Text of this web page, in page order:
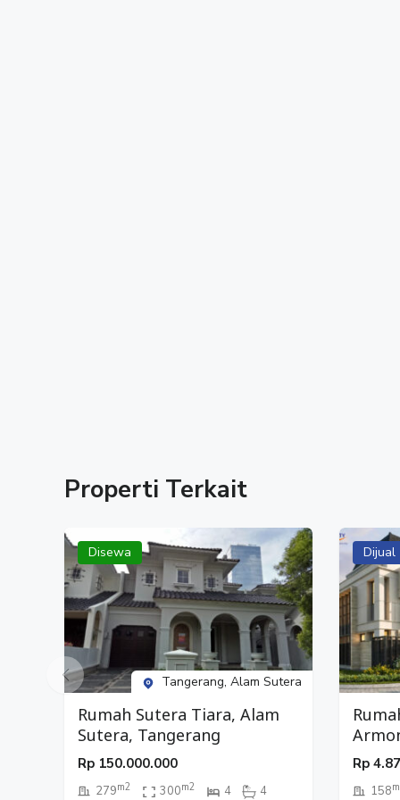
Properti Terkait
Disewa
Tangerang, Alam Sutera
Rumah Sutera Tiara, Alam
Sutera, Tangerang
Rp 150.000.000
279m2 300m2 4 4
Dijual
City,
Rp
158